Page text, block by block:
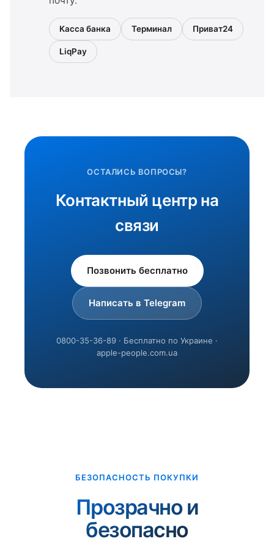
Касса банка Терминал Приват24
LiqPay
ОСТАЛИСЬ ВОПРОСЫ?
Контактный центр на
связи
Позвонить бесплатно
Написать в Telegram
0800-35-36-89 · Бесплатно по Украине ·
apple-people.com.ua
БЕЗОПАСНОСТЬ ПОКУПКИ
Прозрачно и
безопасно